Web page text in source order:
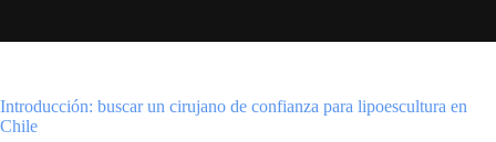
Introducción: buscar un cirujano de confianza para lipoescultura en
Chile